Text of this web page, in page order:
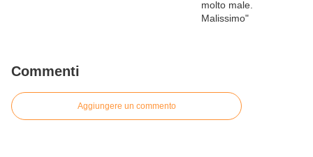
Commenti
Aggiungere un commento